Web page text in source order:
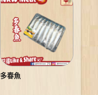
多春魚